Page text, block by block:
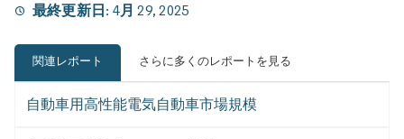
最終更新日: 4月 29, 2025
関連レポート さらに多くのレポートを見る
自動車用高性能電気自動車市場規模